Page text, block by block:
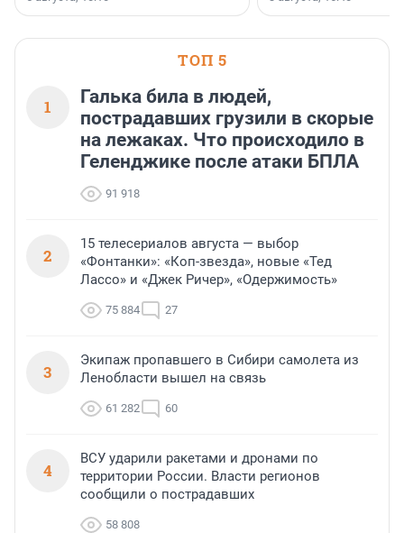
предпринимателей. Будь то новый
или готовый арендный бизнес —
успех сделки зависит от правильного
ТОП 5
1
Галька била в людей,
пострадавших грузили в скорые
на лежаках. Что происходило в
Геленджике после атаки БПЛА
91 918
2
15 телесериалов августа — выбор
«Фонтанки»: «Коп-звезда», новые «Тед
Лассо» и «Джек Ричер», «Одержимость»
75 884 27
3
Экипаж пропавшего в Сибири самолета из
Ленобласти вышел на связь
61 282 60
4
ВСУ ударили ракетами и дронами по
территории России. Власти регионов
сообщили о пострадавших
58 808